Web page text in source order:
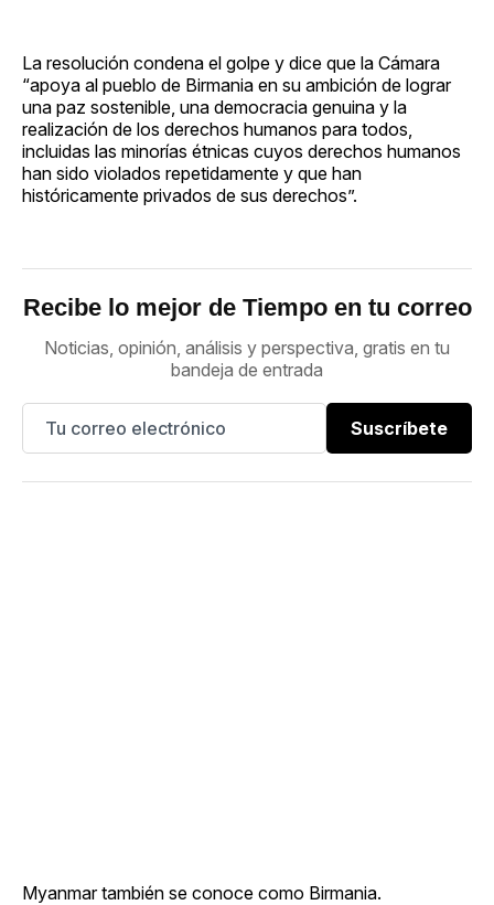
La resolución condena el golpe y dice que la Cámara
“apoya al pueblo de Birmania en su ambición de lograr
una paz sostenible, una democracia genuina y la
realización de los derechos humanos para todos,
incluidas las minorías étnicas cuyos derechos humanos
han sido violados repetidamente y que han
históricamente privados de sus derechos”.
Recibe lo mejor de Tiempo en tu correo
Noticias, opinión, análisis y perspectiva, gratis en tu
bandeja de entrada
Suscríbete
Myanmar también se conoce como Birmania.